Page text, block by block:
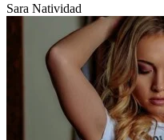
Sara Natividad